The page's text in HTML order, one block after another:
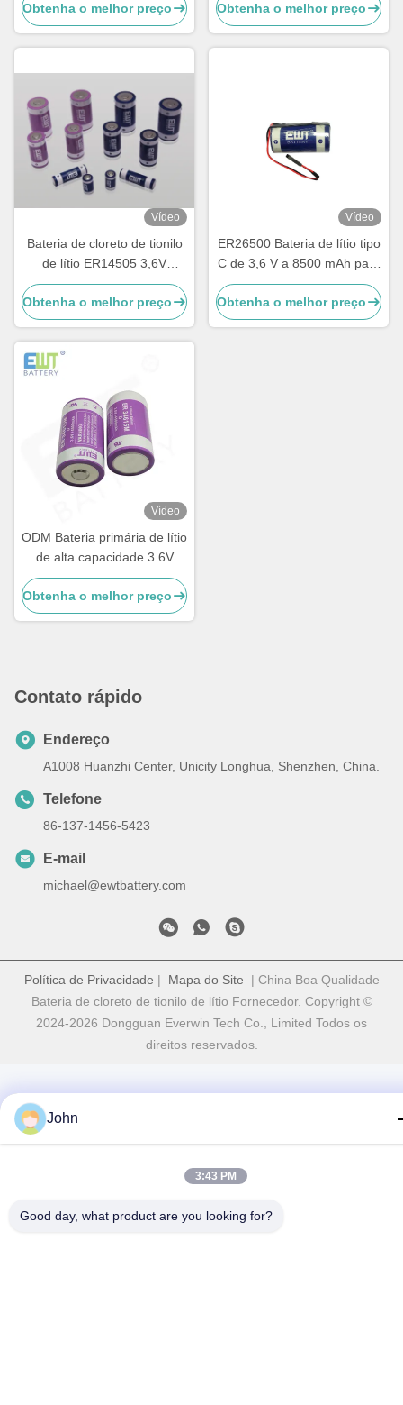
lítio LSH14
Obtenha o melhor preço
205F, SB-D01, SB-D02, PT-
2300
Obtenha o melhor preço
Vídeo
Bateria de cloreto de tionilo
de lítio ER14505 3,6V
4800mAh
Obtenha o melhor preço
Vídeo
ER26500 Bateria de lítio tipo
C de 3,6 V a 8500 mAh para
dispositivos IoT e medidores
industriais
Obtenha o melhor preço
Vídeo
ODM Bateria primária de lítio
de alta capacidade 3.6V
14500mAh ER34615M
Obtenha o melhor preço
Contato rápido
Endereço
A1008 Huanzhi Center, Unicity Longhua, Shenzhen, China.
Telefone
86-137-1456-5423
E-mail
michael@ewtbattery.com
Política de Privacidade | Mapa do Site | China Boa Qualidade
Bateria de cloreto de tionilo de lítio Fornecedor. Copyright ©
2024-2026 Dongguan Everwin Tech Co., Limited Todos os
direitos reservados.
John
3:43 PM
Good day, what product are you looking for?